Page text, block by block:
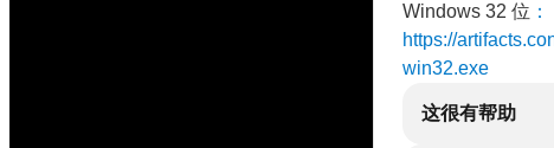
Windows 32 位 ：
https://
win32.exe
这很有帮助